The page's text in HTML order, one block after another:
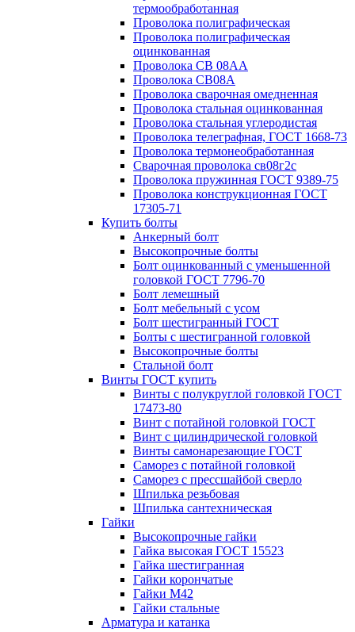
термообработанная
Проволока полиграфическая
Проволока полиграфическая
оцинкованная
Проволока СВ 08АА
Проволока СВ08А
Проволока сварочная омедненная
Проволока стальная оцинкованная
Проволока стальная углеродистая
Проволока телеграфная, ГОСТ 1668-73
Проволока термонеобработанная
Сварочная проволока св08г2с
Проволока пружинная ГОСТ 9389-75
Проволока конструкционная ГОСТ
17305-71
Купить болты
Анкерный болт
Высокопрочные болты
Болт оцинкованный с уменьшенной
головкой ГОСТ 7796-70
Болт лемешный
Болт мебельный с усом
Болт шестигранный ГОСТ
Болты с шестигранной головкой
Высокопрочные болты
Стальной болт
Винты ГОСТ купить
Винты с полукруглой головкой ГОСТ
17473-80
Винт с потайной головкой ГОСТ
Винт с цилиндрической головкой
Винты самонарезающие ГОСТ
Саморез с потайной головкой
Саморез с прессшайбой сверло
Шпилька резьбовая
Шпилька сантехническая
Гайки
Высокопрочные гайки
Гайка высокая ГОСТ 15523
Гайка шестигранная
Гайки корончатые
Гайки М42
Гайки стальные
Арматура и катанка